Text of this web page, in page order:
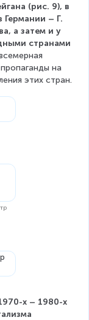
(рис. 9), в
Германии – Г.
а затем и у
странами
на
этих стран.
х – 1980-х